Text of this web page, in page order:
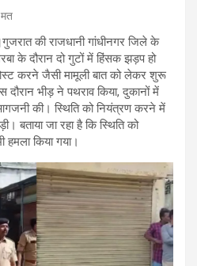
मत
गुजरात की राजधानी गांधीनगर जिले के
के दौरान दो गुटों में हिंसक झड़प हो
करने जैसी मामूली बात को लेकर शुरू
भीड़ ने पथराव किया, दुकानों में
की। स्थिति को नियंत्रण करने में
बताया जा रहा है कि स्थिति को
हमला किया गया।